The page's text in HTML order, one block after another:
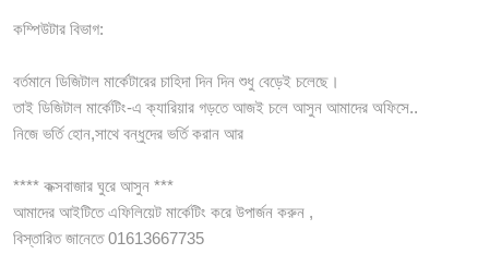
কম্পিউটার বিভাগ:
বর্তমানে ডিজিটাল মার্কেটারের চাহিদা দিন দিন শুধু বেড়েই চলেছে।
তাই ডিজিটাল মার্কেটিং-এ ক্যারিয়ার গড়তে আজই চলে আসুন আমাদের অফিসে..
নিজে ভর্তি হোন,সাথে বন্ধুদের ভর্তি করান আর
**** কক্সবাজার ঘুরে আসুন ***
আমাদের আইটিতে এফিলিয়েট মার্কেটিং করে উপার্জন করুন ,
বিস্তারিত জানেতে 01613667735